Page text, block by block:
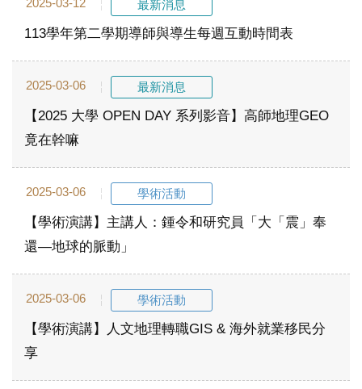
2025-03-12 最新消息
113學年第二學期導師與導生每週互動時間表
2025-03-06 最新消息
【2025 大學 OPEN DAY 系列影音】高師地理GEO
竟在幹嘛
2025-03-06 學術活動
【學術演講】主講人：鍾令和研究員「大「震」奉
還—地球的脈動」
2025-03-06 學術活動
【學術演講】人文地理轉職GIS & 海外就業移民分
享